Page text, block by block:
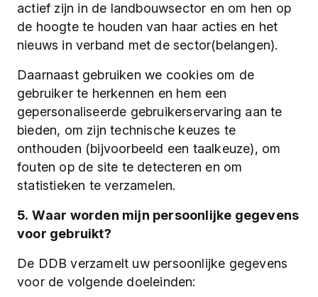
actief zijn in de landbouwsector en om hen op
de hoogte te houden van haar acties en het
nieuws in verband met de sector(belangen).
Daarnaast gebruiken we cookies om de
gebruiker te herkennen en hem een
gepersonaliseerde gebruikerservaring aan te
bieden, om zijn technische keuzes te
onthouden (bijvoorbeeld een taalkeuze), om
fouten op de site te detecteren en om
statistieken te verzamelen.
5. Waar worden mijn persoonlijke gegevens
voor gebruikt?
De DDB verzamelt uw persoonlijke gegevens
voor de volgende doeleinden: